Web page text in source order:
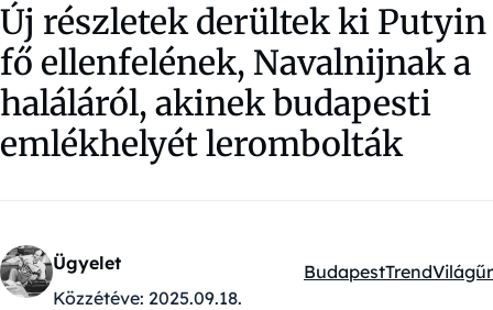
Új részletek derültek ki Putyin
fő ellenfelének, Navalnijnak a
haláláról, akinek budapesti
emlékhelyét lerombolták
Ügyelet
Közzétéve: 2025.09.18.
Kategóriák:
BudapestTrendVilágűr